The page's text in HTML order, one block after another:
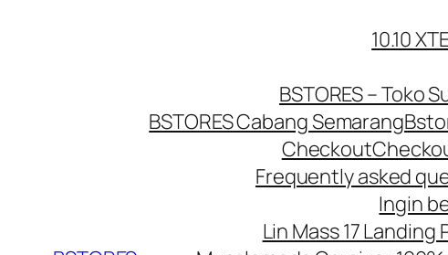
10.10
BSTORES – Toko
BSTORES Cabang Semarang
Checkout
Frequently asked
Ingin
Lin Mass 17 Landing